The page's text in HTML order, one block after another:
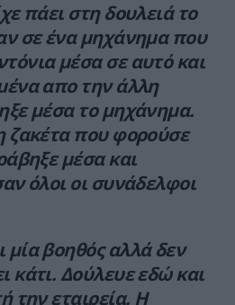
πάει στη δουλειά το
σε ένα μηχάνημα που
μέσα σε αυτό και
απο την άλλη
μέσα το μηχάνημα.
ζακέτα που φορούσε
μέσα και
όλοι οι συνάδελφοι
βοηθός αλλά δεν
κάτι. Δούλευε εδώ και
την εταιρεία. Η